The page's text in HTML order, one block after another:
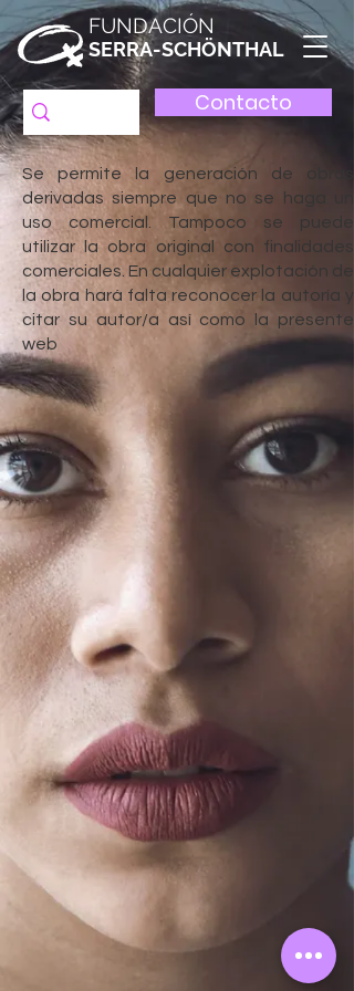
FUNDACIÓN
SERRA-SCHÖNTHAL
Contacto
Se permite la generación de obras
derivadas siempre que no se haga un
uso comercial. Tampoco se puede
utilizar la obra original con finalidades
comerciales. En cualquier explotación de
la obra hará falta reconocer la autoría y
citar su autor/a así como la presente
web